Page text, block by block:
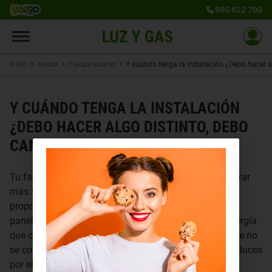
900 622 700
Inicio Ayuda Placas solares Y cuándo tenga la instalación ¿Debo hacer
Y CUÁNDO TENGA LA INSTALACIÓN
¿DEBO HACER ALGO DISTINTO, DEBO
CAMBIAR ALGO EN EL CONSUMO?
Tu factura bajará en cualquier caso, pero podrás ahorrar
más si adaptas tus hábitos para consumir una mayor
proporción de tu energía en las horas en los que tus
paneles están produciendo. La razón es simple, la energía
que compras por la noche tiene costes adicionales que no
se compensan al vender el exceso de energía que produces
por el día.